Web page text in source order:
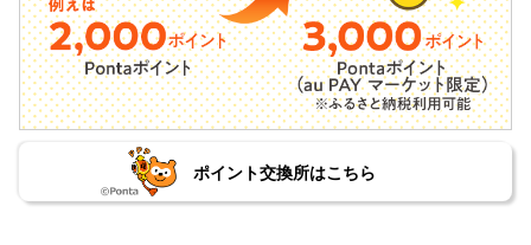
ポイント交換所はこちら